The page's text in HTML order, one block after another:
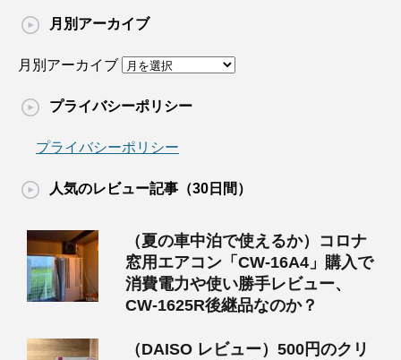
月別アーカイブ
月別アーカイブ
プライバシーポリシー
プライバシーポリシー
人気のレビュー記事（30日間）
（夏の車中泊で使えるか）コロナ
窓用エアコン「CW-16A4」購入で
消費電力や使い勝手レビュー、
CW-1625R後継品なのか？
（DAISO レビュー）500円のクリ